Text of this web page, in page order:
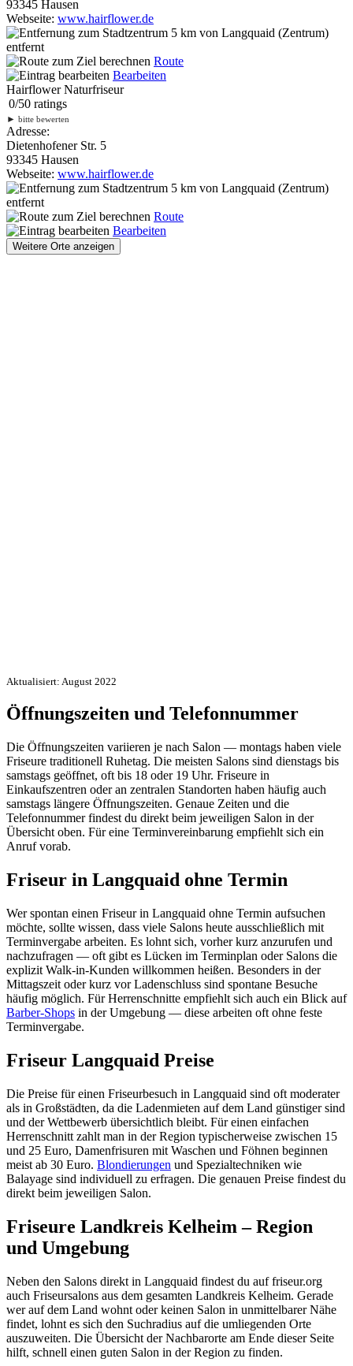
93345 Hausen
Webseite: www.hairflower.de
5 km von Langquaid (Zentrum)
entfernt
Route
Bearbeiten
Hairflower Naturfriseur
0/50 ratings
► bitte bewerten
Adresse:
Dietenhofener Str. 5
93345 Hausen
Webseite: www.hairflower.de
5 km von Langquaid (Zentrum)
entfernt
Route
Bearbeiten
Weitere Orte anzeigen
Aktualisiert: August 2022
Öffnungszeiten und Telefonnummer
Die Öffnungszeiten variieren je nach Salon — montags haben viele
Friseure traditionell Ruhetag. Die meisten Salons sind dienstags bis
samstags geöffnet, oft bis 18 oder 19 Uhr. Friseure in
Einkaufszentren oder an zentralen Standorten haben häufig auch
samstags längere Öffnungszeiten. Genaue Zeiten und die
Telefonnummer findest du direkt beim jeweiligen Salon in der
Übersicht oben. Für eine Terminvereinbarung empfiehlt sich ein
Anruf vorab.
Friseur in Langquaid ohne Termin
Wer spontan einen Friseur in Langquaid ohne Termin aufsuchen
möchte, sollte wissen, dass viele Salons heute ausschließlich mit
Terminvergabe arbeiten. Es lohnt sich, vorher kurz anzurufen und
nachzufragen — oft gibt es Lücken im Terminplan oder Salons die
explizit Walk-in-Kunden willkommen heißen. Besonders in der
Mittagszeit oder kurz vor Ladenschluss sind spontane Besuche
häufig möglich. Für Herrenschnitte empfiehlt sich auch ein Blick auf
Barber-Shops in der Umgebung — diese arbeiten oft ohne feste
Terminvergabe.
Friseur Langquaid Preise
Die Preise für einen Friseurbesuch in Langquaid sind oft moderater
als in Großstädten, da die Ladenmieten auf dem Land günstiger sind
und der Wettbewerb übersichtlich bleibt. Für einen einfachen
Herrenschnitt zahlt man in der Region typischerweise zwischen 15
und 25 Euro, Damenfrisuren mit Waschen und Föhnen beginnen
meist ab 30 Euro. Blondierungen und Spezialtechniken wie
Balayage sind individuell zu erfragen. Die genauen Preise findest du
direkt beim jeweiligen Salon.
Friseure Landkreis Kelheim – Region
und Umgebung
Neben den Salons direkt in Langquaid findest du auf friseur.org
auch Friseursalons aus dem gesamten Landkreis Kelheim. Gerade
wer auf dem Land wohnt oder keinen Salon in unmittelbarer Nähe
findet, lohnt es sich den Suchradius auf die umliegenden Orte
auszuweiten. Die Übersicht der Nachbarorte am Ende dieser Seite
hilft, schnell einen guten Salon in der Region zu finden.